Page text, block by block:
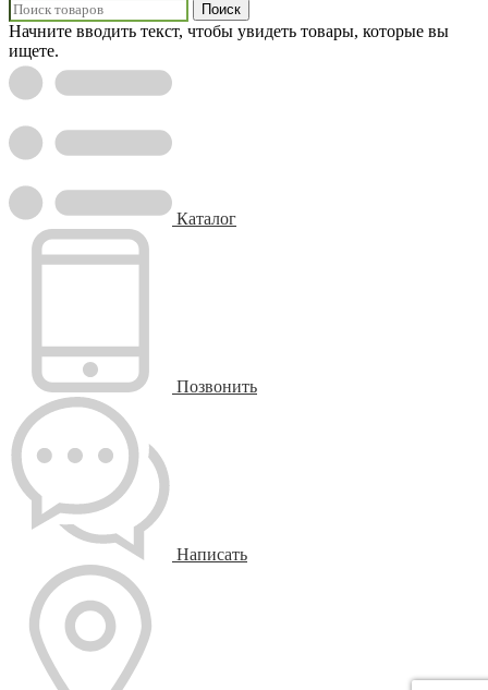
Поиск
Начните вводить текст, чтобы увидеть товары, которые вы
ищете.
Каталог
Позвонить
Написать